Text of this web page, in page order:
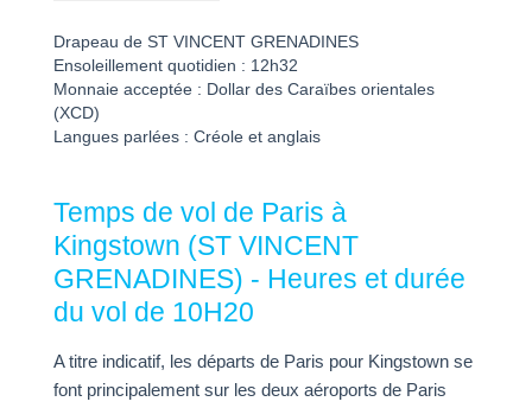
Drapeau de ST VINCENT GRENADINES
Ensoleillement quotidien : 12h32
Monnaie acceptée : Dollar des Caraïbes orientales
(XCD)
Langues parlées : Créole et anglais
Temps de vol de Paris à
Kingstown (ST VINCENT
GRENADINES) - Heures et durée
du vol de 10H20
A titre indicatif, les départs de Paris pour Kingstown se
font principalement sur les deux aéroports de Paris